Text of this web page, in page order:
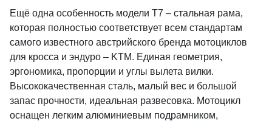
Ещё одна особенность модели Т7 – стальная рама,
которая полностью соответствует всем стандартам
самого известного австрийского бренда мотоциклов
для кросса и эндуро – KTM. Единая геометрия,
эргономика, пропорции и углы вылета вилки.
Высококачественная сталь, малый вес и большой
запас прочности, идеальная развесовка. Мотоцикл
оснащен легким алюминиевым подрамником,